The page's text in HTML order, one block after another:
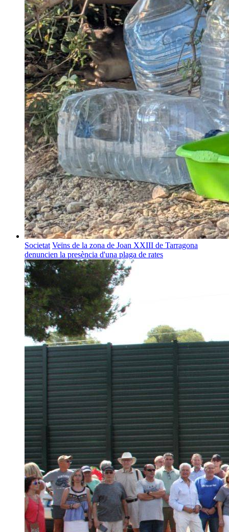
Societat Veïns de la zona de Joan XXIII de Tarragona
denuncien la presència d'una plaga de rates